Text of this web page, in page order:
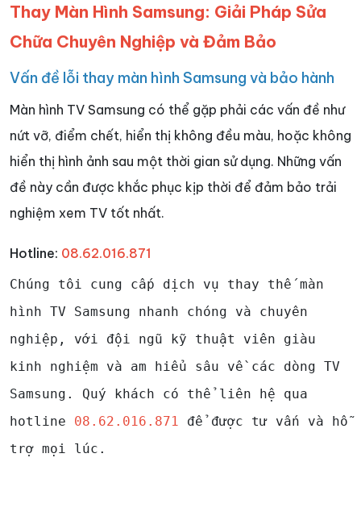
Thay Màn Hình Samsung: Giải Pháp Sửa
Chữa Chuyên Nghiệp và Đảm Bảo
Vấn đề lỗi thay màn hình Samsung và bảo hành
Màn hình TV Samsung có thể gặp phải các vấn đề như
nứt vỡ, điểm chết, hiển thị không đều màu, hoặc không
hiển thị hình ảnh sau một thời gian sử dụng. Những vấn
đề này cần được khắc phục kịp thời để đảm bảo trải
nghiệm xem TV tốt nhất.
Hotline: 08.62.016.871
Chúng tôi cung cấp dịch vụ thay thế màn
hình TV Samsung nhanh chóng và chuyên
nghiệp, với đội ngũ kỹ thuật viên giàu
kinh nghiệm và am hiểu sâu về các dòng TV
Samsung. Quý khách có thể liên hệ qua
hotline 08.62.016.871
để được tư vấn và hỗ
trợ mọi lúc.